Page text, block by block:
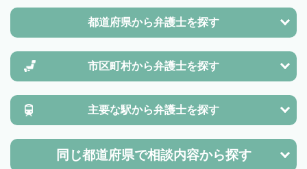
都道府県から弁護士を探す
市区町村から弁護士を探す
主要な駅から弁護士を探す
同じ都道府県で相談内容から探す